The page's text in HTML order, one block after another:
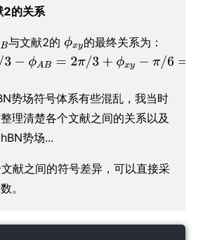
2的关系
与文献2的 的最终关系为：
势场符号体系有些混乱，我当时
理清楚各个文献之间的关系以及
势场...
献之间的符号差异，可以直接采
。